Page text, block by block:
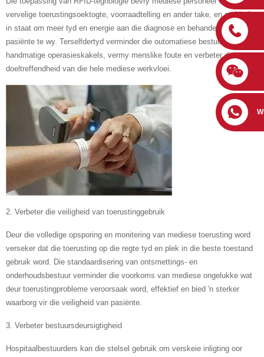
vervelige toerustingsoektogte, voorraadtelling en ander take, en stel hulle
in staat om meer tyd en energie aan die diagnose en behandeling van
pasiënte te wy. Terselfdertyd verminder die outomatiese bestuursproses
handmatige operasieskakels, vermy menslike foute en verbeter die
doeltreffendheid van die hele mediese werkvloei.
2. Verbeter die veiligheid van toerustinggebruik
Deur die volledige opsporing en monitering van mediese toerusting word
verseker dat die toerusting op die regte tyd en plek in die beste toestand
gebruik word. Die standaardisering van ontsmettings- en
onderhoudsbestuur verminder die voorkoms van mediese ongelukke wat
deur toerustingprobleme veroorsaak word, effektief en bied 'n sterker
waarborg vir die veiligheid van pasiënte.
3. Verbeter bestuursdeursigtigheid
Hospitaalbestuurders kan die stelsel gebruik om verskeie inligting oor